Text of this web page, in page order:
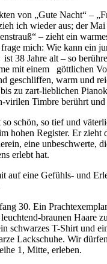
von „Gute Nacht“ –
ich wieder aus; der
– zieht ein
mich: Wie kann ein
ist 38 Jahre alt – so
mit einem göttlichen
geschliffen, warm und
zu zart-lieblichen
virilen Timbre berührt und
so schön, so tief und
hohen Register. Er zieht
eine unbeschwerte,
erlebt hat.
auf eine Gefühls- und
30. Ein
braunen Haare
schwarzes T-Shirt und
Lackschuhe. Wir
1, Mitte, erleben.